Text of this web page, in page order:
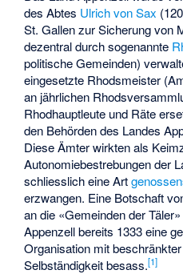
des Abtes Ulrich von Sax
St. Gallen zur Sicherung von
dezentral durch sogenannte
politische Gemeinden)
eingesetzte Rhodsmeister
an jährlichen
Rhodhauptleute und Räte
den Behörden des Landes
Diese Ämter wirkten als
Autonomiebestrebungen der
schliesslich eine Art
erzwangen. Eine Botschaft
an die «Gemeinden der
Appenzell bereits 1333 eine
Organisation mit
Selbständigkeit besass.[1]